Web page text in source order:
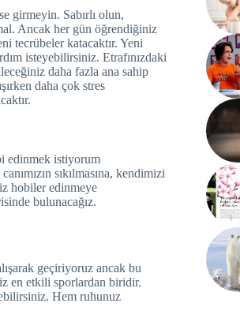
girmeyin. Sabırlı olun,
Ancak her gün öğrendiğiniz
tecrübeler katacaktır. Yeni
isteyebilirsiniz. Etrafınızdaki
daha fazla ana sahip
daha çok stres
edinmek istiyorum
sıkılmasına, kendimizi
hobiler edinmeye
bulunacağız.
geçiriyoruz ancak bu
en etkili sporlardan biridir.
Hem ruhunuz